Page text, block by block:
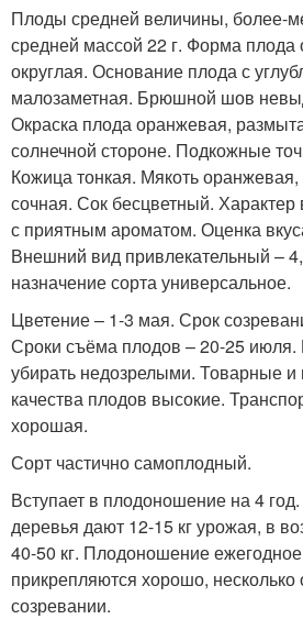
Плоды средней величины, более-
средней массой 22 г. Форма
округлая. Основание плода с
малозаметная. Брюшной шов
Окраска плода оранжевая,
солнечной стороне. Подкожные
Кожица тонкая. Мякоть оранжевая,
сочная. Сок бесцветный. Характер
с приятным ароматом. Оценка
Внешний вид привлекательный –
назначение сорта универсальное.
Цветение – 1-3 мая. Срок
Сроки съёма плодов – 20-25
убирать недозрелыми. Товарные и
качества плодов высокие.
хорошая.
Сорт частично самоплодный.
Вступает в плодоношение на 4
деревья дают 12-15 кг урожая, в
40-50 кг. Плодоношение
прикрепляются хорошо,
созревании.